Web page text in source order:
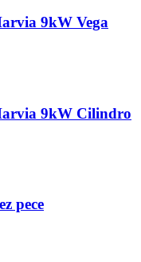
9kW Vega
9kW Cilindro
pece